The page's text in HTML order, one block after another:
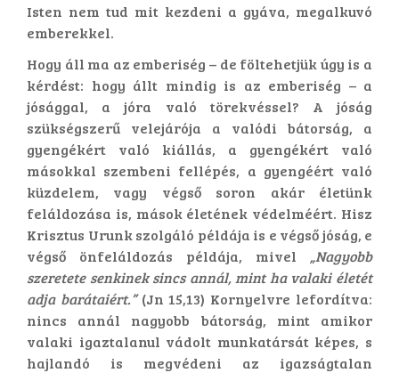
Isten nem tud mit kezdeni a gyáva, megalkuvó
emberekkel.
Hogy áll ma az emberiség – de föltehetjük úgy is a
kérdést: hogy állt mindig is az emberiség – a
jósággal, a jóra való törekvéssel? A jóság
szükségszerű velejárója a valódi bátorság, a
gyengékért való kiállás, a gyengékért való
másokkal szembeni fellépés, a gyengéért való
küzdelem, vagy végső soron akár életünk
feláldozása is, mások életének védelméért. Hisz
Krisztus Urunk szolgáló példája is e végső jóság, e
végső önfeláldozás példája, mivel „Nagyobb
szeretete senkinek sincs annál, mint ha valaki életét
adja barátaiért.”(Jn 15,13) Kornyelvre lefordítva:
nincs annál nagyobb bátorság, mint amikor
valaki igaztalanul vádolt munkatársát képes, s
hajlandó is megvédeni az igazságtalan